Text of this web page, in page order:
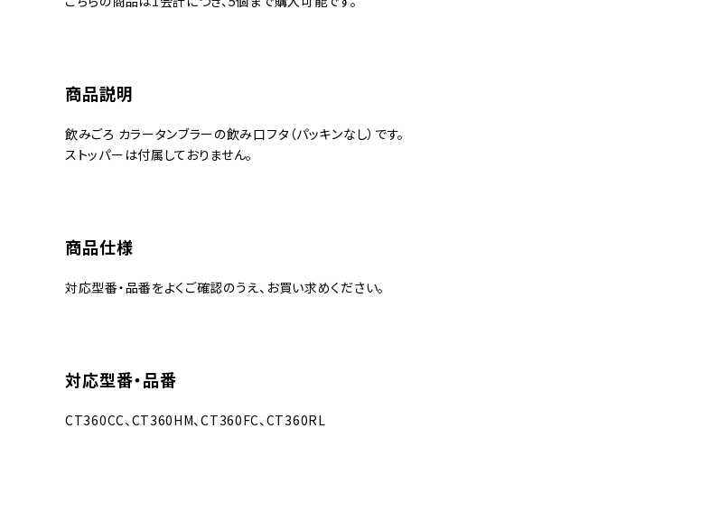
商品説明
飲みごろ カラータンブラーの飲み口フタ（パッキンなし）です。
ストッパーは付属しておりません。
商品仕様
対応型番・品番をよくご確認のうえ、お買い求めください。
対応型番・品番
CT360CC、CT360HM、CT360FC、CT360RL